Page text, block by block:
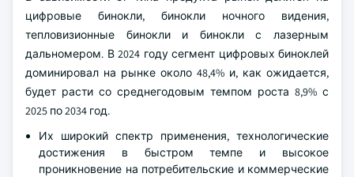
цифровые бинокли, бинокли ночного видения,
тепловизионные бинокли и бинокли с лазерным
дальномером. В 2024 году сегмент цифровых биноклей
доминировал на рынке около 48,4% и, как ожидается,
будет расти со среднегодовым темпом роста 8,9% с
2025 по 2034 год.
Их широкий спектр применения, технологические
достижения в быстром темпе и высокое
проникновение на потребительские и коммерческие